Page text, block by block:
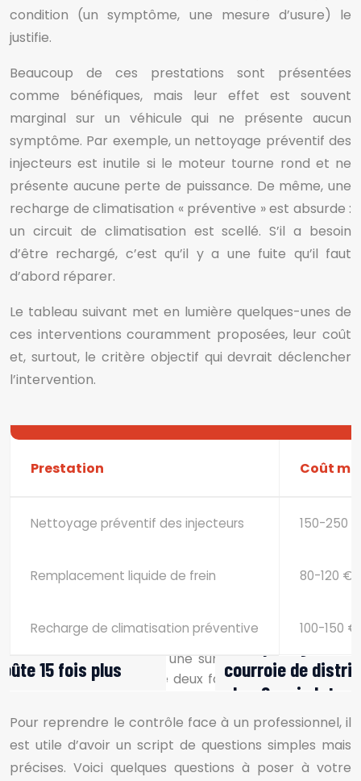
condition (un symptôme, une mesure d’usure) le
justifie.
Beaucoup de ces prestations sont présentées
comme bénéfiques, mais leur effet est souvent
marginal sur un véhicule qui ne présente aucun
symptôme. Par exemple, un nettoyage préventif des
injecteurs est inutile si le moteur tourne rond et ne
présente aucune perte de puissance. De même, une
recharge de climatisation « préventive » est absurde :
un circuit de climatisation est scellé. S’il a besoin
d’être rechargé, c’est qu’il y a une fuite qu’il faut
d’abord réparer.
Le tableau suivant met en lumière quelques-unes de
ces interventions couramment proposées, leur coût
et, surtout, le critère objectif qui devrait déclencher
l’intervention.
Prestation Coût
Nettoyage préventif des injecteurs 150-250 €
Remplacement liquide de frein 80-120 €
Recharge de climatisation préventive 100-150 €
Pour reprendre le contrôle face à un professionnel, il
est utile d’avoir un script de questions simples mais
précises. Voici quelques questions à poser à votre